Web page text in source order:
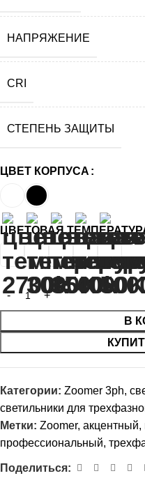
НАПРЯЖЕНИЕ
CRI
СТЕПЕНЬ ЗАЩИТЫ
ЦВЕТ КОРПУСА
ЦВЕТОВАЯ
В
Категории: Zoomer 3ph,
светильники для
Метки: Zoomer, акцентный,
профессиональный,
Поделиться: